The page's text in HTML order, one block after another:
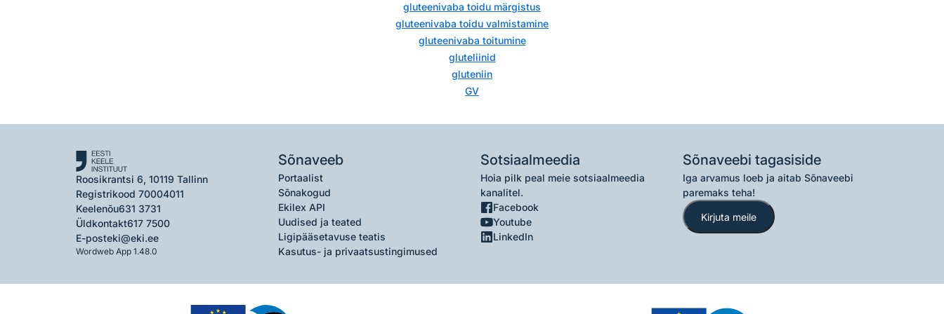
gluteenivaba toidu märgistus
gluteenivaba toidu valmistamine
gluteenivaba toitumine
gluteliinid
gluteniin
GV
Roosikrantsi 6, 10119 Tallinn
Registrikood 70004011
Keelenõu631 3731
Üldkontakt617 7500
E-posteki@eki.ee
Wordweb App 1.48.0
Sõnaveeb
Portaalist
Sõnakogud
Ekilex API
Uudised ja teated
Ligipääsetavuse teatis
Kasutus- ja privaatsustingimused
Sotsiaalmeedia
Hoia pilk peal meie sotsiaalmeedia
kanalitel.
Facebook
Youtube
LinkedIn
Sõnaveebi tagasiside
Iga arvamus loeb ja aitab Sõnaveebi
paremaks teha!
Kirjuta meile